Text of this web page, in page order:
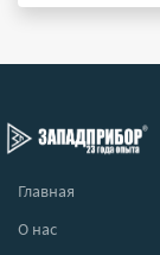
Главная
О нас